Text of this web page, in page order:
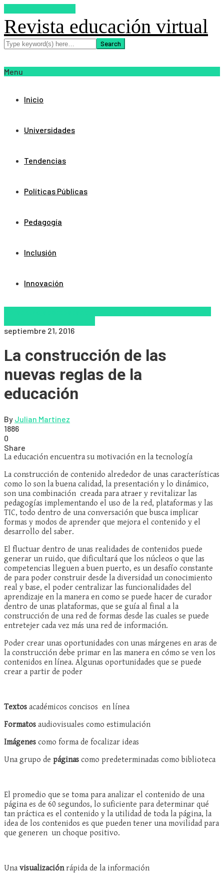
Revista educación virtual
Menu
Inicio
Universidades
Tendencias
Políticas Públicas
Pedagogía
Inclusión
Innovación
septiembre 21, 2016
La construcción de las
nuevas reglas de la
educación
By Julian Martinez
1886
0
Share
La educación encuentra su motivación en la tecnología
La construcción de contenido alrededor de unas características
como lo son la buena calidad, la presentación y lo dinámico,
son una combinación creada para atraer y revitalizar las
pedagogías implementando el uso de la red, plataformas y las
TIC, todo dentro de una conversación que busca implicar
formas y modos de aprender que mejora el contenido y el
desarrollo del saber.
El fluctuar dentro de unas realidades de contenidos puede
generar un ruido, que dificultará que los núcleos o que las
competencias lleguen a buen puerto, es un desafío constante
de para poder construir desde la diversidad un conocimiento
real y base, el poder centralizar las funcionalidades del
aprendizaje en la manera en como se puede hacer de curador
dentro de unas plataformas, que se guía al final a la
construcción de una red de formas desde las cuales se puede
entretejer cada vez más una red de información.
Poder crear unas oportunidades con unas márgenes en aras de
la construcción debe primar en las manera en cómo se ven los
contenidos en línea. Algunas oportunidades que se puede
crear a partir de poder
Textos académicos concisos en línea
Formatos audiovisuales como estimulación
Imágenes como forma de focalizar ideas
Una grupo de páginas como predeterminadas como biblioteca
El promedio que se toma para analizar el contenido de una
página es de 60 segundos, lo suficiente para determinar qué
tan práctica es el contenido y la utilidad de toda la página, la
idea de los contenidos es que pueden tener una movilidad para
que generen un choque positivo.
Una visualizaciónrápida de la información